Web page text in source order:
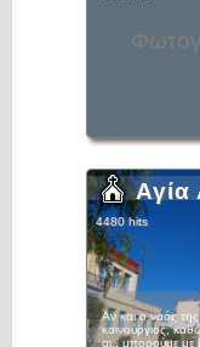
Αγία
4480 hits
Αν και ο ναός της
καινούργιος,
αι., μπορούμε με